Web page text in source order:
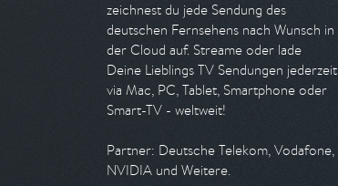
zeichnest du jede Sendung des
deutschen Fernsehens nach Wunsch in
der Cloud auf. Streame oder lade
Deine Lieblings TV Sendungen jederzeit
via Mac, PC, Tablet, Smartphone oder
Smart-TV - weltweit!
Partner: Deutsche Telekom, Vodafone,
NVIDIA und Weitere.